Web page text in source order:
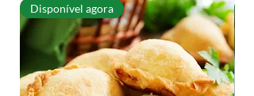
Disponível agora